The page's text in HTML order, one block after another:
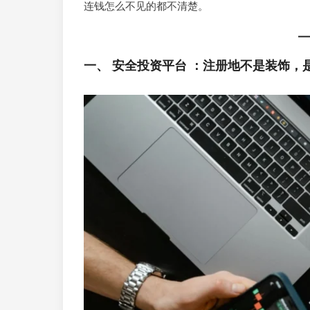
连钱怎么不见的都不清楚。
一、 安全投资平台 ：注册地不是装饰，